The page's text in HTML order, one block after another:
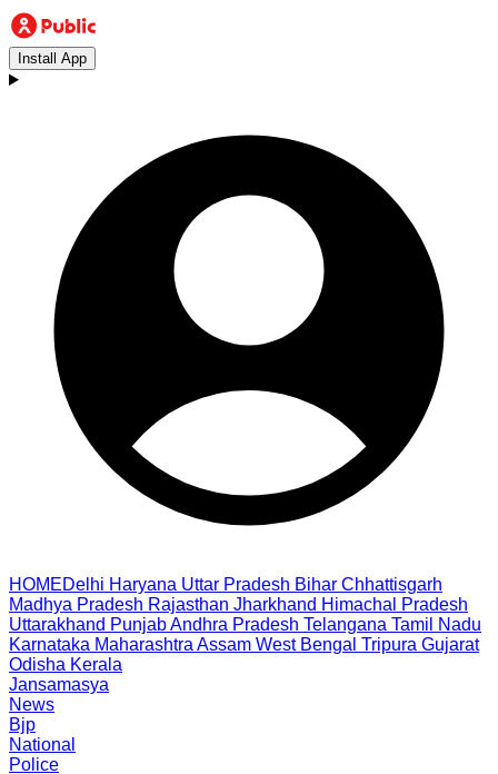
Install App
HOMEDelhi Haryana Uttar Pradesh Bihar Chhattisgarh
Madhya Pradesh Rajasthan Jharkhand Himachal Pradesh
Uttarakhand PunjabAndhra Pradesh Telangana Tamil Nadu
Karnataka Maharashtra Assam West Bengal Tripura Gujarat
Odisha Kerala
Jansamasya
News
Bjp
National
Police